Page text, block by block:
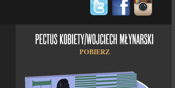
POBIERZ